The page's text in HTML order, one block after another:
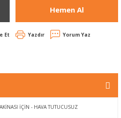
Hemen Al
Et Yazdır Yorum Yaz
İÇİN - HAVA TUTUCUSUZ